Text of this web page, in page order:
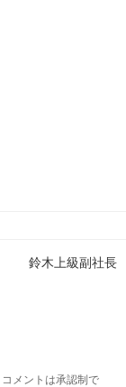
鈴木上級副社長
メントは承認制で